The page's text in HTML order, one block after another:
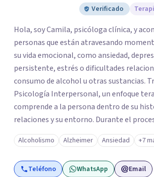
Verificado
Hola, soy Camila, psicóloga clínica, y
personas que están atravesando
su vida emocional, como ansiedad,
persistente, estrés o dificultades
consumo de alcohol u otras sustancias. Trabajo desde la
Psicología Interpersonal, un enfoque
comprende a la persona dentro de su
relaciones y su entorno. Durante el
exploramos cómo tus experiencias
y tu contexto actual influyen en tu
con el objetivo de generar cambios
duraderos en tu vida. Mi propósito como psicóloga es
Alcoholismo Alzheimer Ansiedad +7
Teléfono WhatsApp Email